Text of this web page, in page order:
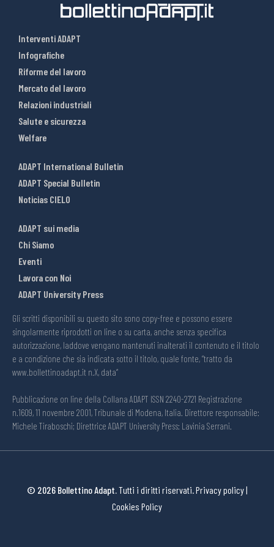
Interventi ADAPT
Infografiche
Riforme del lavoro
Mercato del lavoro
Relazioni industriali
Salute e sicurezza
Welfare
ADAPT International Bulletin
ADAPT Special Bulletin
Noticias CIELO
ADAPT sui media
Chi Siamo
Eventi
Lavora con Noi
ADAPT University Press
Gli scritti disponibili su questo sito sono copy-free e possono essere
singolarmente riprodotti on line o su carta, anche senza specifica
autorizzazione, laddove vengano mantenuti inalterati il contenuto e il titolo
e a condizione che sia indicata sotto il titolo, quale fonte, “tratto da
www.bollettinoadapt.it n.X, data“
Pubblicazione on line della Collana ADAPT ISSN 2240-2721 Registrazione
n.1609, 11 novembre 2001, Tribunale di Modena, Italia. Direttore responsabile:
Michele Tiraboschi; Direttrice ADAPT University Press: Lavinia Serrani.
© 2026 Bollettino Adapt.Tutti i diritti riservati.Privacy policy|
Cookies Policy